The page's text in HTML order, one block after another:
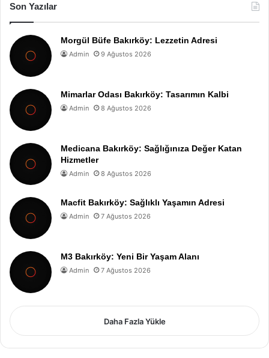
Son Yazılar
Morgül Büfe Bakırköy: Lezzetin Adresi
Admin 9 Ağustos 2026
Mimarlar Odası Bakırköy: Tasarımın Kalbi
Admin 8 Ağustos 2026
Medicana Bakırköy: Sağlığınıza Değer Katan
Hizmetler
Admin 8 Ağustos 2026
Macfit Bakırköy: Sağlıklı Yaşamın Adresi
Admin 7 Ağustos 2026
M3 Bakırköy: Yeni Bir Yaşam Alanı
Admin 7 Ağustos 2026
Daha Fazla Yükle